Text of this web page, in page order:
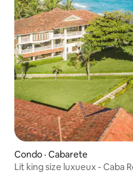
Condo · Cabarete
Lit king size luxueux - Caba